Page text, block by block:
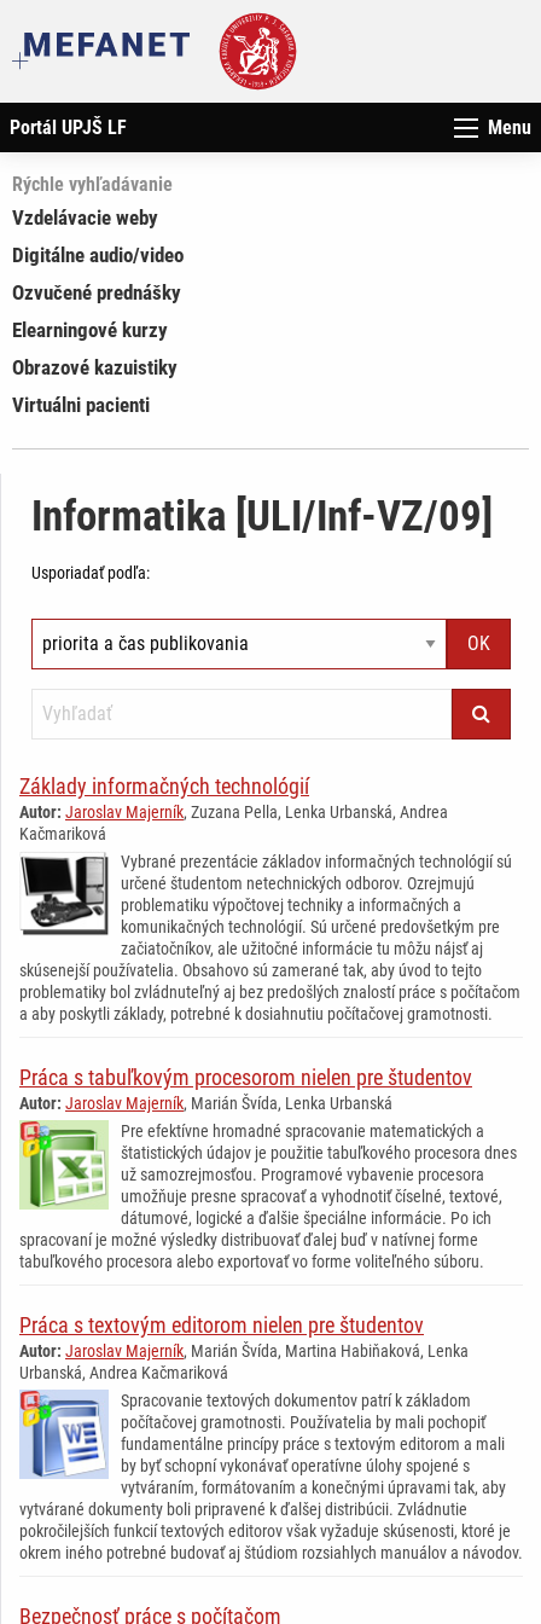
Portál UPJŠ LF Menu
Rýchle vyhľadávanie
Vzdelávacie weby
Digitálne audio/video
Ozvučené prednášky
Elearningové kurzy
Obrazové kazuistiky
Virtuálni pacienti
Informatika [ULI/Inf-VZ/09]
Usporiadať podľa:
Základy informačných technológií
Autor: Jaroslav Majerník, Zuzana Pella, Lenka Urbanská, Andrea
Kačmariková
Vybrané prezentácie základov informačných technológií sú
určené študentom netechnických odborov. Ozrejmujú
problematiku výpočtovej techniky a informačných a
komunikačných technológií. Sú určené predovšetkým pre
začiatočníkov, ale užitočné informácie tu môžu nájsť aj
skúsenejší používatelia. Obsahovo sú zamerané tak, aby úvod to tejto
problematiky bol zvládnuteľný aj bez predošlých znalostí práce s počítačom
a aby poskytli základy, potrebné k dosiahnutiu počítačovej gramotnosti.
Práca s tabuľkovým procesorom nielen pre študentov
Autor: Jaroslav Majerník, Marián Švída, Lenka Urbanská
Pre efektívne hromadné spracovanie matematických a
štatistických údajov je použitie tabuľkového procesora dnes
už samozrejmosťou. Programové vybavenie procesora
umožňuje presne spracovať a vyhodnotiť číselné, textové,
dátumové, logické a ďalšie špeciálne informácie. Po ich
spracovaní je možné výsledky distribuovať ďalej buď v natívnej forme
tabuľkového procesora alebo exportovať vo forme voliteľného súboru.
Práca s textovým editorom nielen pre študentov
Autor: Jaroslav Majerník, Marián Švída, Martina Habiňaková, Lenka
Urbanská, Andrea Kačmariková
Spracovanie textových dokumentov patrí k základom
počítačovej gramotnosti. Používatelia by mali pochopiť
fundamentálne princípy práce s textovým editorom a mali
by byť schopní vykonávať operatívne úlohy spojené s
vytváraním, formátovaním a konečnými úpravami tak, aby
vytvárané dokumenty boli pripravené k ďalšej distribúcii. Zvládnutie
pokročilejších funkcií textových editorov však vyžaduje skúsenosti, ktoré je
okrem iného potrebné budovať aj štúdiom rozsiahlych manuálov a návodov.
Bezpečnosť práce s počítačom